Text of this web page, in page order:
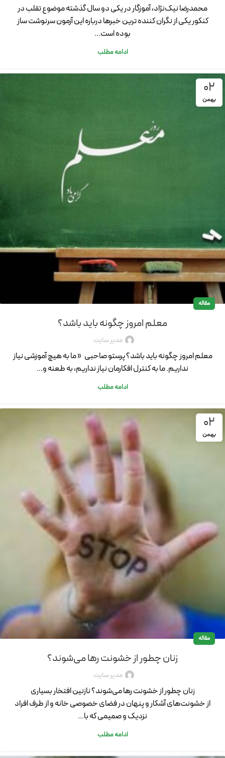
محمدرضا نیک‌نژاد، آموزگار در یکی دو سال گذشته موضوع تقلب در
کنکور یکی از نگران کننده ترین خبرها درباره این آزمون سرنوشت ساز
بوده است...
ادامه مطلب
02
بهمن
مقاله
معلم امروز چگونه باید باشد؟
مدیر سایت
معلم امروز چگونه باید باشد؟ پرستو صاحبی « ما به هیچ آموزشی نیاز
نداریم. ما به کنترل افکارمان نیاز نداریم، به طعنه و...
ادامه مطلب
02
بهمن
مقاله
زنان چطور از خشونت رها می‌شوند؟
مدیر سایت
زنان چطور از خشونت رها می‌شوند؟ نازنین افتخار بسیاری
از خشونت‌های آشکار و پنهان در فضای خصوصی خانه و از طرف افراد
نزدیک و صمیمی که با...
ادامه مطلب